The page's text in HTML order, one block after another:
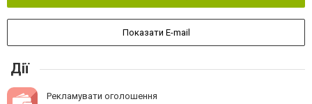
Показати E-mail
Дії
Рекламувати оголошення